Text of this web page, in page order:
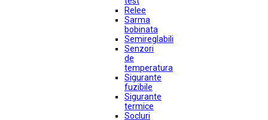
Relee
Sarma
bobinata
Semireglabili
Senzori
de
temperatura
Sigurante
fuzibile
Sigurante
termice
Socluri